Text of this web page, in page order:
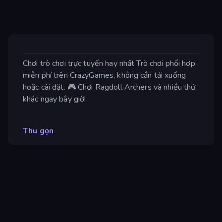
Chơi trò chơi trực tuyến hay nhất Trò chơi phối hợp
miễn phí trên CrazyGames, không cần tải xuống
hoặc cài đặt. 🎮 Chơi Ragdoll Archers và nhiều thứ
khác ngay bây giờ!
Thu gọn